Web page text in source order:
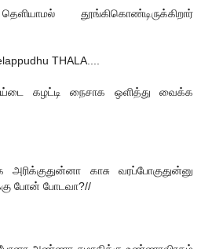
தூங்கிகொண்டிருக்கிறார்
THALA....
கழட்டி நைசாக ஒளித்து வைக்க
காசு வரப்போகுதுன்னு
போன் போடவா?//